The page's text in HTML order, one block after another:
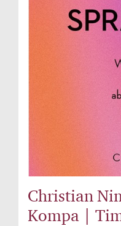
Christian
Kompa |